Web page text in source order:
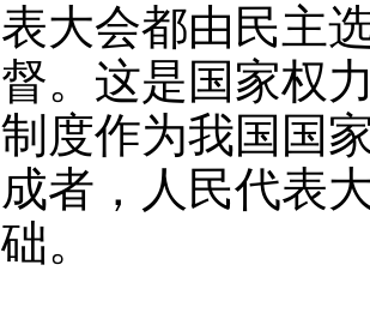
表大会都由民主
督。这是国家权
制度作为我国国
成者，人民代表
础。